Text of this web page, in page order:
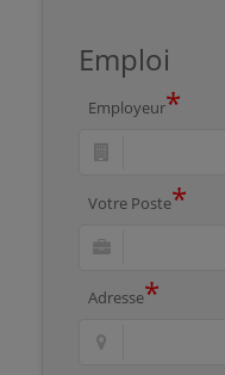
Emploi
Employeur*
Votre Poste*
Adresse*